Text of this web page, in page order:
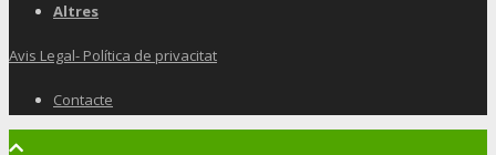
Altres
Avis Legal- Política de privacitat
Contacte